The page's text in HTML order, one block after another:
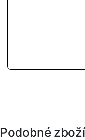
Podobné zboží